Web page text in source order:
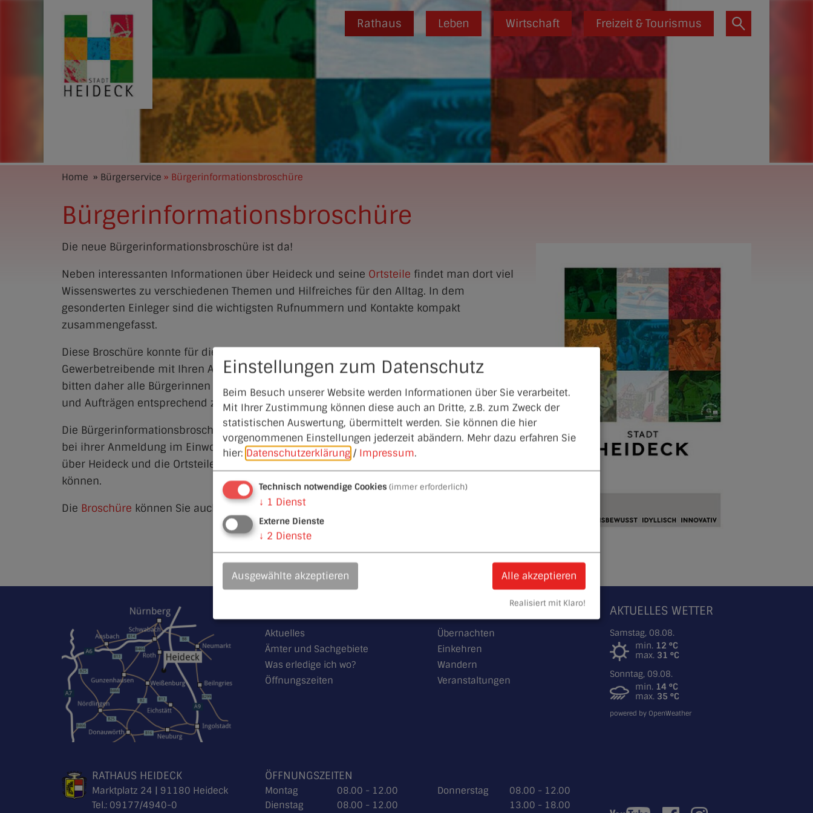
Rathaus Leben Wirtschaft Freizeit & Tourismus
Home » Bürgerservice » Bürgerinformationsbroschüre
Bürgerinformationsbroschüre
Die neue Bürgerinformationsbroschüre ist da!
Neben interessanten Informationen über Heideck und seine Ortsteile findet man dort viel
Wissenswertes zu verschiedenen Themen und Hilfreiches für den Alltag. In dem
gesonderten Einleger sind die wichtigsten Rufnummern und Kontakte kompakt
zusammengefasst.
Diese Broschüre konnte für die Stadt Heideck kostenneutral erstellt werden, weil viele
Gewerbetreibende mit Ihren Anzeigen die Finanzierung hierfür sichergestellt haben. Wir
bitten daher alle Bürgerinnen und Bürger, die Inserenten bei den nächsten Einkäufen
und Aufträgen entsprechend zu berücksichtigen.
Die Bürgerinformationsbroschüre erhalten in Zukunft auch alle Neubürger von Heideck
bei ihrer Anmeldung im Einwohnermeldeamt, damit sich diese einen ersten Überblick
über Heideck und die Ortsteile und auch über das Geschäfts- und
können.
Die Broschüre können Sie auch online durchblättern.
Aktuelles
Ämter und Sachgebiete
Was erledige ich wo?
Öffnungszeiten
FREIZEIT & TOURISMUS
Übernachten
Einkehren
Wandern
Veranstaltungen
AKTUELLES WETTER
Samstag, 08.08.
min. 12 °C
max. 31 °C
Sonntag, 09.08.
min. 14 °C
max. 35 °C
powered by OpenWeather
RATHAUS HEIDECK
Marktplatz 24 | 91180 Heideck
Tel.: 09177/4940-0
ÖFFNUNGSZEITEN
Montag
08.00 - 12.00
Dienstag
08.00 - 12.00
Donnerstag
08.00 - 12.00
13.00 - 18.00
Einstellungen zum Datenschutz
Beim Besuch unserer Website werden Informationen über Sie verarbeitet.
Mit Ihrer Zustimmung können diese auch an Dritte, z.B. zum Zweck der
statistischen Auswertung, übermittelt werden. Sie können die hier
vorgenommenen Einstellungen jederzeit abändern. Mehr dazu erfahren Sie
hier: Datenschutzerklärung / Impressum.
Technisch notwendige Cookies (immer erforderlich)
↓ 1 Dienst
Externe Dienste
↓ 2 Dienste
Ausgewählte akzeptieren Alle akzeptieren
Realisiert mit Klaro!